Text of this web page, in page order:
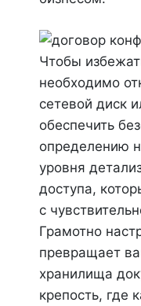
Чтобы
необходимо
сетевой диск
обеспечить
определению
уровня
доступа,
с
Грамотно
превращает
хранилища
крепость, где